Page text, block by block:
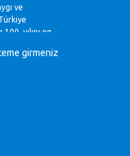
ve
yılını en
girmeniz